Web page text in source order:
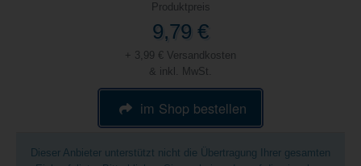
Produktpreis
9,79 €
+ 3,99 € Versandkosten
& inkl. MwSt.
im Shop bestellen
Dieser Anbieter unterstützt nicht die Übertragung Ihrer gesamten